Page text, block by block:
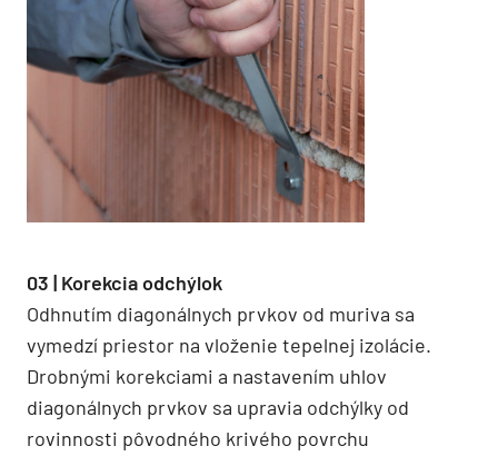
03 | Korekcia odchýlok
Odhnutím diagonálnych prvkov od muriva sa
vymedzí priestor na vloženie tepelnej izolácie.
Drobnými korekciami a nastavením uhlov
diagonálnych prvkov sa upravia odchýlky od
rovinnosti pôvodného krivého povrchu